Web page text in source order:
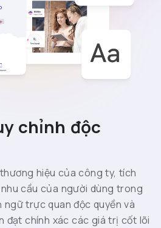
chỉnh độc
hiệu của công ty, tích
cầu của người dùng trong
trực quan độc quyền và
đạt chính xác các giá trị cốt lõi